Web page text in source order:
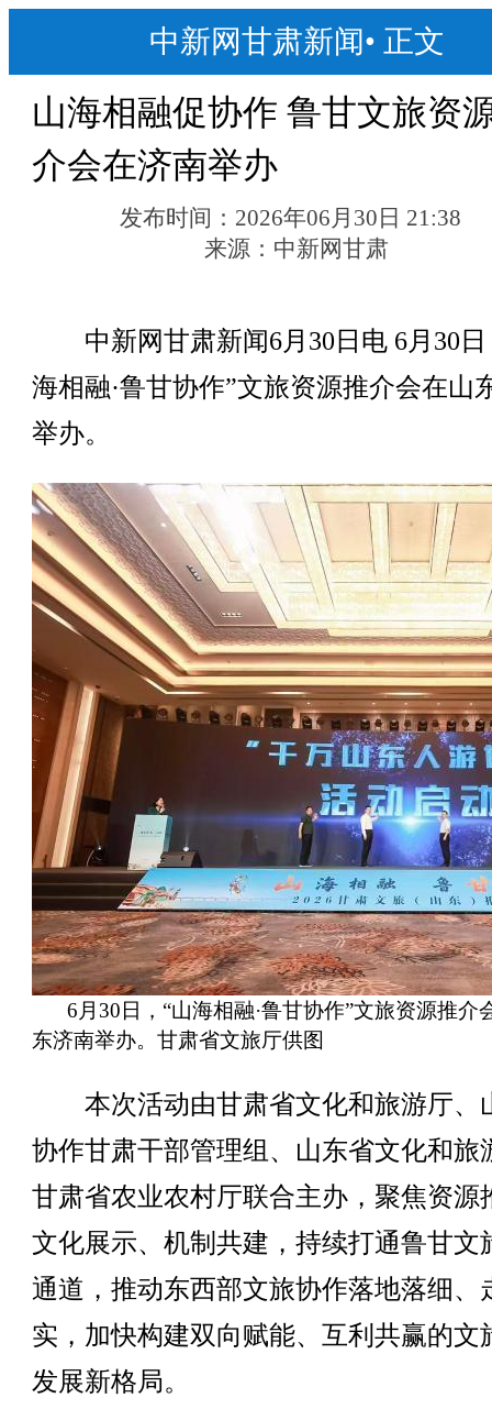
中新网甘肃新闻• 正文
山海相融促协作 鲁甘文旅资
介会在济南举办
发布时间： 2026年06月30日 21:38
来源： 中新网甘肃
中新网甘肃新闻6月30日电 6月30日
海相融·鲁甘协作”文旅资源推介会在山
举办。
6月30日，“山海相融·鲁甘协作”文旅资源推介
东济南举办。甘肃省文旅厅供图
本次活动由甘肃省文化和旅游厅、
协作甘肃干部管理组、山东省文化和旅
甘肃省农业农村厅联合主办，聚焦资源
文化展示、机制共建，持续打通鲁甘文
通道，推动东西部文旅协作落地落细、
实，加快构建双向赋能、互利共赢的文
发展新格局。